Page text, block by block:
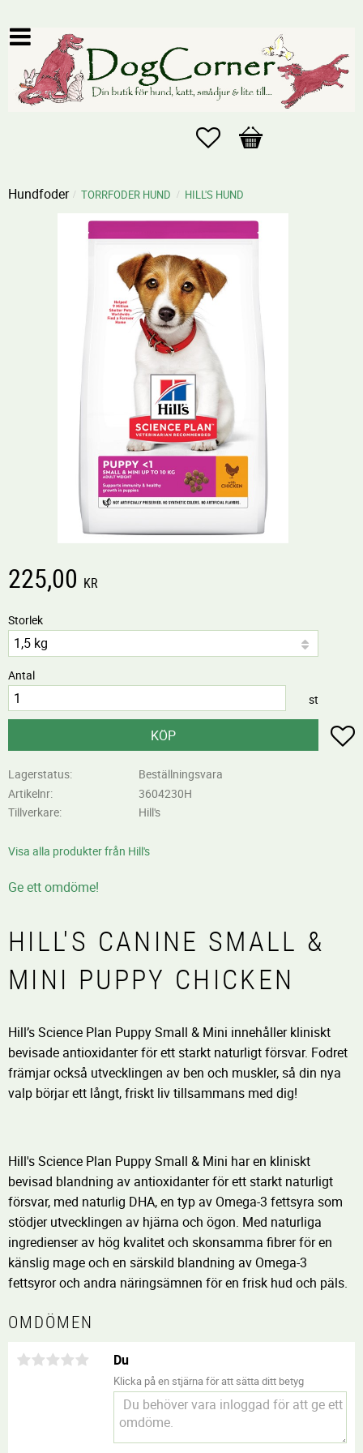
Favoriter
Kundvagn
Hundfoder TORRFODER HUND HILL'S HUND
225,00 KR
Storlek
Antal
st
KÖP
Lagerstatus
Beställningsvara
Artikelnr
3604230H
Tillverkare
Hill's
Visa alla produkter från Hill's
Ge ett omdöme!
HILL'S CANINE SMALL &
MINI PUPPY CHICKEN
Hill’s Science Plan Puppy Small & Mini innehåller kliniskt
bevisade antioxidanter för ett starkt naturligt försvar. Fodret
främjar också utvecklingen av ben och muskler, så din nya
valp börjar ett långt, friskt liv tillsammans med dig!
Hill's Science Plan Puppy Small & Mini har en kliniskt
bevisad blandning av antioxidanter för ett starkt naturligt
försvar, med naturlig DHA, en typ av Omega-3 fettsyra som
stödjer utvecklingen av hjärna och ögon. Med naturliga
ingredienser av hög kvalitet och skonsamma fibrer för en
känslig mage och en särskild blandning av Omega-3
fettsyror och andra näringsämnen för en frisk hud och päls.
OMDÖMEN
Du
Klicka på en stjärna för att sätta ditt betyg